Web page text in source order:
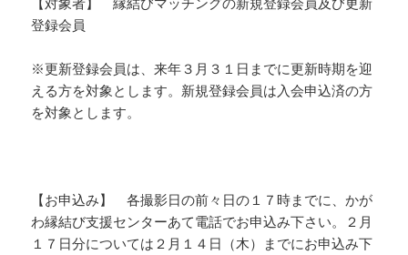
登録会員
※更新登録会員は、来年３月３１日までに更新時期を迎
える方を対象とします。新規登録会員は入会申込済の方
を対象とします。
【お申込み】 各撮影日の前々日の１７時までに、かが
わ縁結び支援センターあて電話でお申込み下さい。２月
１７日分については２月１４日（木）までにお申込み下